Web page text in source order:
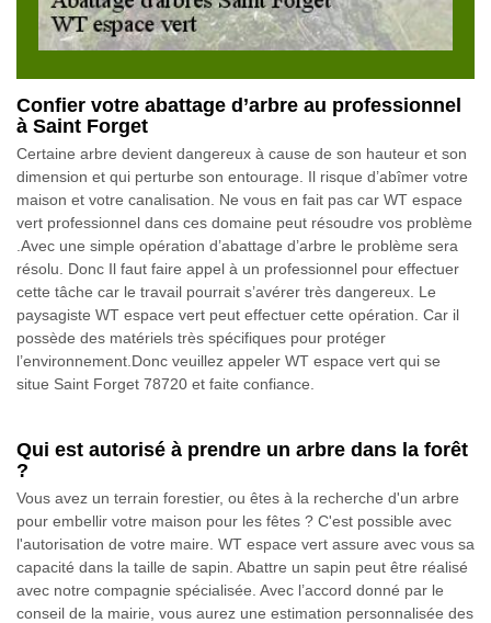
Confier votre abattage d’arbre au professionnel
à Saint Forget
Certaine arbre devient dangereux à cause de son hauteur et son
dimension et qui perturbe son entourage. Il risque d’abîmer votre
maison et votre canalisation. Ne vous en fait pas car WT espace
vert professionnel dans ces domaine peut résoudre vos problème
.Avec une simple opération d’abattage d’arbre le problème sera
résolu. Donc Il faut faire appel à un professionnel pour effectuer
cette tâche car le travail pourrait s’avérer très dangereux. Le
paysagiste WT espace vert peut effectuer cette opération. Car il
possède des matériels très spécifiques pour protéger
l’environnement.Donc veuillez appeler WT espace vert qui se
situe Saint Forget 78720 et faite confiance.
Qui est autorisé à prendre un arbre dans la forêt
?
Vous avez un terrain forestier, ou êtes à la recherche d'un arbre
pour embellir votre maison pour les fêtes ? C'est possible avec
l'autorisation de votre maire. WT espace vert assure avec vous sa
capacité dans la taille de sapin. Abattre un sapin peut être réalisé
avec notre compagnie spécialisée. Avec l’accord donné par le
conseil de la mairie, vous aurez une estimation personnalisée des